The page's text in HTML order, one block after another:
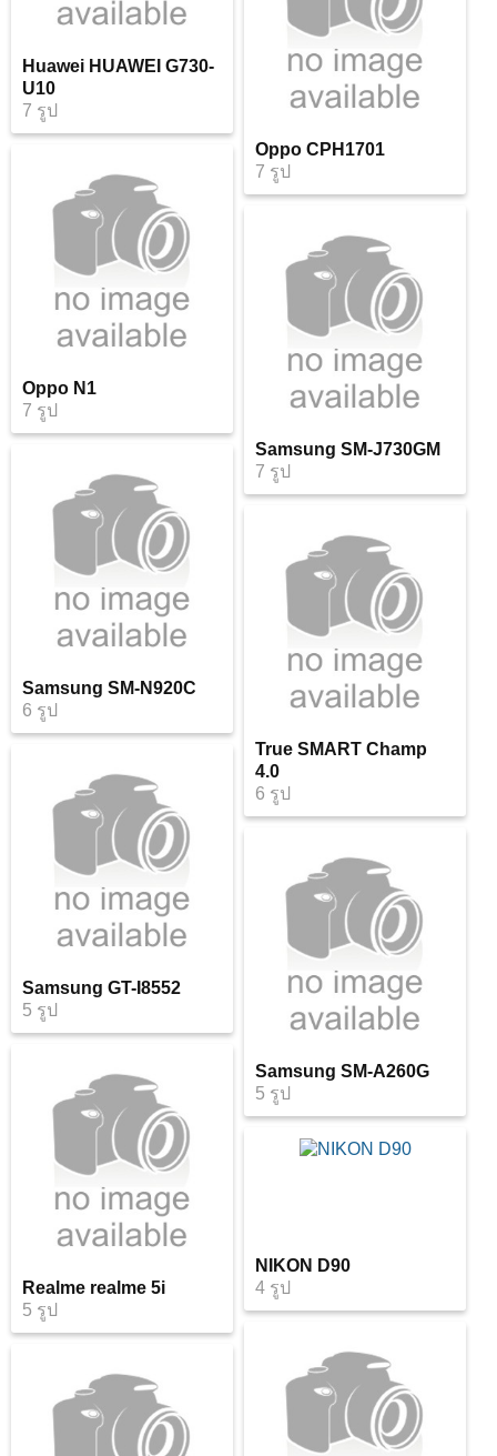
Huawei HUAWEI G730-
U10
7 รูป
Oppo CPH1701
7 รูป
Oppo N1
7 รูป
Samsung SM-J730GM
7 รูป
Samsung SM-N920C
6 รูป
True SMART Champ
4.0
6 รูป
Samsung GT-I8552
5 รูป
Samsung SM-A260G
5 รูป
Realme realme 5i
5 รูป
NIKON D90
4 รูป